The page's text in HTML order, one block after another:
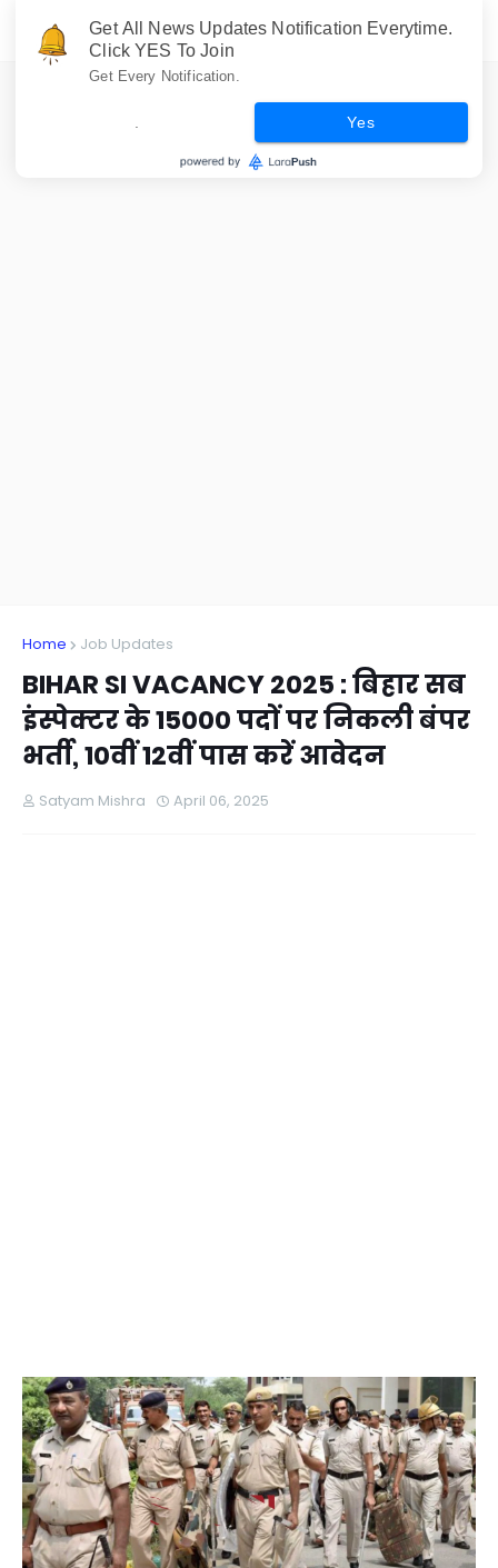
Home Job Updates
BIHAR SI VACANCY 2025 : बिहार सब
इंस्पेक्टर के 15000 पदों पर निकली बंपर
भर्ती, 10वीं 12वीं पास करें आवेदन
Satyam Mishra April 06, 2025
Get All News Updates Notification Everytime.
Click YES To Join
Get Every Notification.
Yes